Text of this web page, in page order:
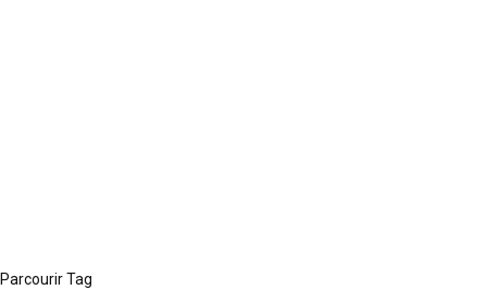
Parcourir Tag